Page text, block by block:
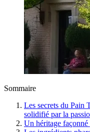
Sommaire
Les secrets du Pain
solidifié par la
Un héritage